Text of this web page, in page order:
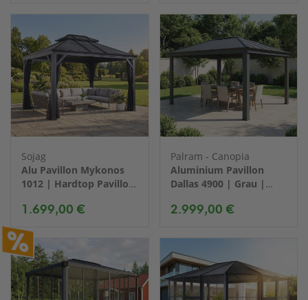
Sojag
Alu Pavillon Mykonos
1012 | Hardtop Pavillon
| 299x364x291cm
1.699,00 €
Palram - Canopia
Aluminium Pavillon
Dallas 4900 | Grau |
2.999,00 €